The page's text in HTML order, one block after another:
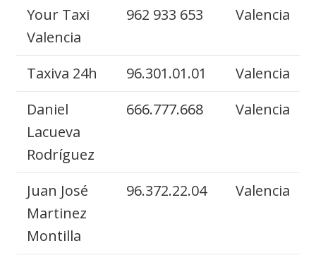
Your Taxi
Valencia
962 933 653 Valencia
Taxiva 24h 96.301.01.01
Valencia
Daniel
Lacueva
Rodríguez
666.777.668 Valencia
Juan José
Martinez
Montilla
96.372.22.04 Valencia